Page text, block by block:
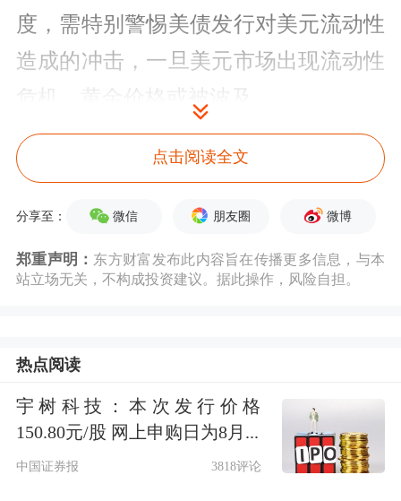
度，需特别警惕美债发行对美元流动性
造成的冲击，一旦美元市场出现流动性
美国滞胀风险增加
从美国经济增长前景来看，滞胀风险正
济超预期反弹，不过这主要是对一季度
正常修正，并非意味着美国经济增长动
存及政府因素的私人国内销售增速放缓
至1.2%，而一季度该数据为1.9%，这是
点击阅读全文
分享至： 微信 朋友圈 微博
郑重声明： 东方财富发布此内容旨在传播更多信息，与本
站立场无关，不构成投资建议。据此操作，风险自担。
热点阅读
宇树科技：本次发行价格
150.80元/股 网上申购日为8月...
中国证券报 3818评论